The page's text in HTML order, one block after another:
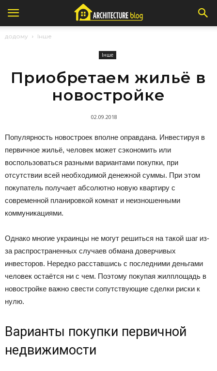
додому Інше
Інше
Приобретаем жильё в
новостройке
02.09.2018
Популярность новостроек вполне оправдана. Инвестируя в
первичное жильё, человек может сэкономить или
воспользоваться разными вариантами покупки, при
отсутствии всей необходимой денежной суммы. При этом
покупатель получает абсолютно новую квартиру с
современной планировкой комнат и неизношенными
коммуникациями.
Однако многие украинцы не могут решиться на такой шаг из-
за распространенных случаев обмана доверчивых
инвесторов. Нередко расставшись с последними деньгами
человек остаётся ни с чем. Поэтому покупая жилплощадь в
новостройке важно свести сопутствующие сделки риски к
нулю.
Варианты покупки первичной
недвижимости